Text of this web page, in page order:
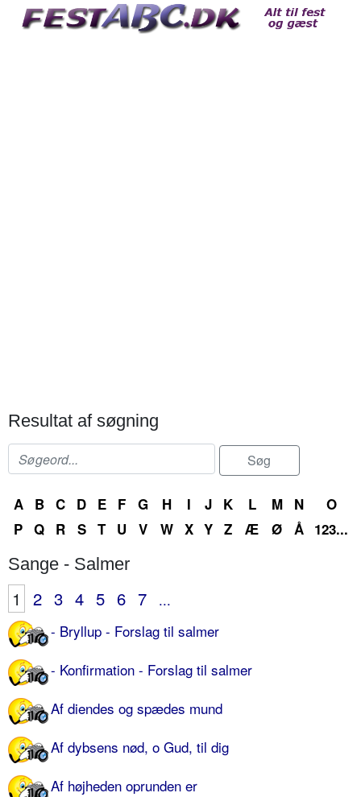
Resultat af søgning
A B C D E F G H I J K L M N
O
P Q R S T U V W X Y Z Æ Ø Å 123...
Sange - Salmer
1 2 3 4 5 6 7
...
- Bryllup - Forslag til salmer
- Konfirmation - Forslag til salmer
Af diendes og spædes mund
Af dybsens nød, o Gud, til dig
Af højheden oprunden er